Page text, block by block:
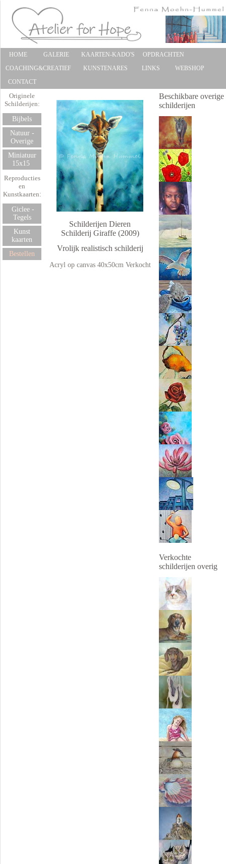
HOME GALERIE KAARTEN-KADO'S
OPDRACHTEN
COACHING&CREATIEF
KUNSTENARES LINKS
WEBSHOP
CONTACT
Originele
Schilderijen:
Bijbels
Natuur -
Overige
Miniatuur
15x15
Reproducties
en
Kunstkaarten:
Giclee -
Tegels
Kunst
kaarten
Bestellen
Schilderijen Dieren
Schilderij Giraffe (2009)
Vrolijk realistisch schilderij
Acryl op canvas 40x50cm Verkocht
Beschikbare overige
schilderijen
Verkochte
schilderijen overig